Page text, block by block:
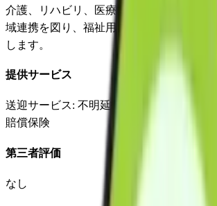
介護、リハビリ、医療、看護等地域サー
域連携を図り、福祉用具を選定し適切に
します。
提供サービス
送迎サービス: 不明延長サービス 自
賠償保険
第三者評価
なし